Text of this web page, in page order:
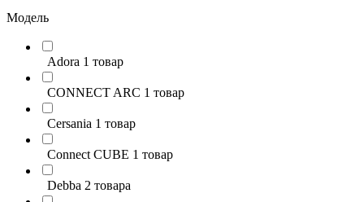
Модель
Adora 1 товар
CONNECT ARC 1 товар
Cersania 1 товар
Connect CUBE 1 товар
Debba 2 товара